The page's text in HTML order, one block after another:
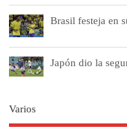
Brasil festeja en
Japón dio la
Varios